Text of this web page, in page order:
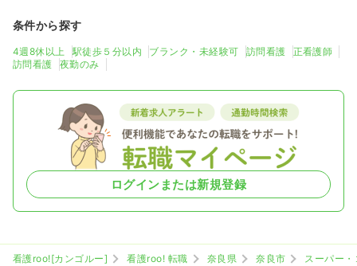
条件から探す
4週8休以上 駅徒歩５分以内 ブランク・未経験可 訪問看護
正看護師
訪問看護
夜勤のみ
ログインまたは新規登録
看護roo![カンゴルー] 看護roo! 転職 奈良県 奈良市
スーパー